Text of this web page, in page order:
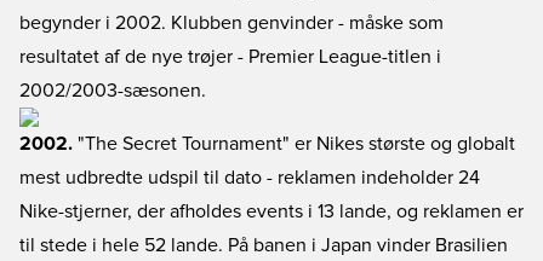
begynder i 2002. Klubben genvinder - måske som
resultatet af de nye trøjer - Premier League-titlen i
2002/2003-sæsonen.
2002. "The Secret Tournament" er Nikes største og globalt
mest udbredte udspil til dato - reklamen indeholder 24
Nike-stjerner, der afholdes events i 13 lande, og reklamen er
til stede i hele 52 lande. På banen i Japan vinder Brasilien